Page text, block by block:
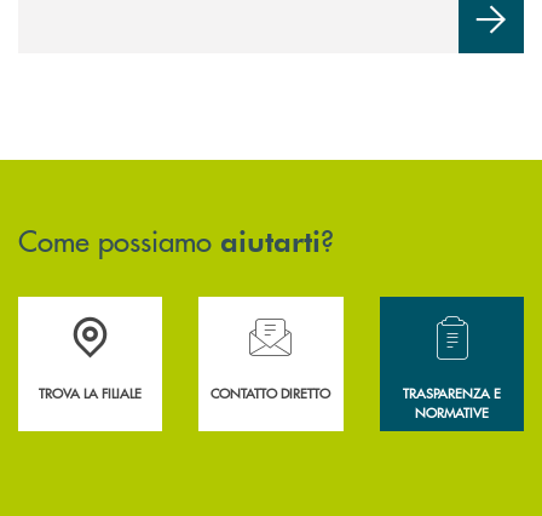
Come possiamo aiutarti?
Accedi all' elenco completo delle filiali .
TROVA LA FILIALE
Hai bisogno di assistenza immediata?
CONTATTO DIRETTO
Hai bisogno di
TRASPARENZA E
NORMATIVE